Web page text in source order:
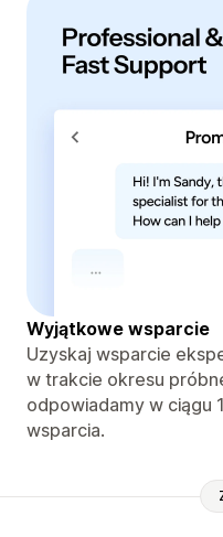
Wyjątkowe wsparcie
Uzyskaj wsparcie
w trakcie okresu
odpowiadamy w ciągu
wsparcia.